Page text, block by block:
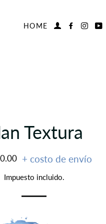
HOME INGRESAR
Textura
+ costo de envío
Impuesto incluido.